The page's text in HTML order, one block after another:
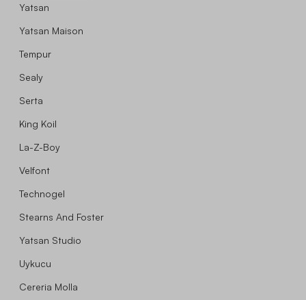
Yatsan
Yatsan Maison
Tempur
Sealy
Serta
King Koil
La-Z-Boy
Velfont
Technogel
Stearns And Foster
Yatsan Studio
Uykucu
Cereria Molla